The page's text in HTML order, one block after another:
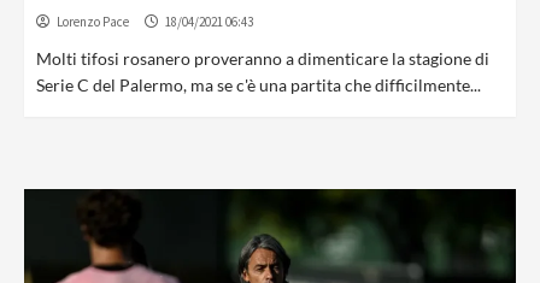
Lorenzo Pace 18/04/2021 06:43
Molti tifosi rosanero proveranno a dimenticare la stagione di
Serie C del Palermo, ma se c'è una partita che difficilmente...